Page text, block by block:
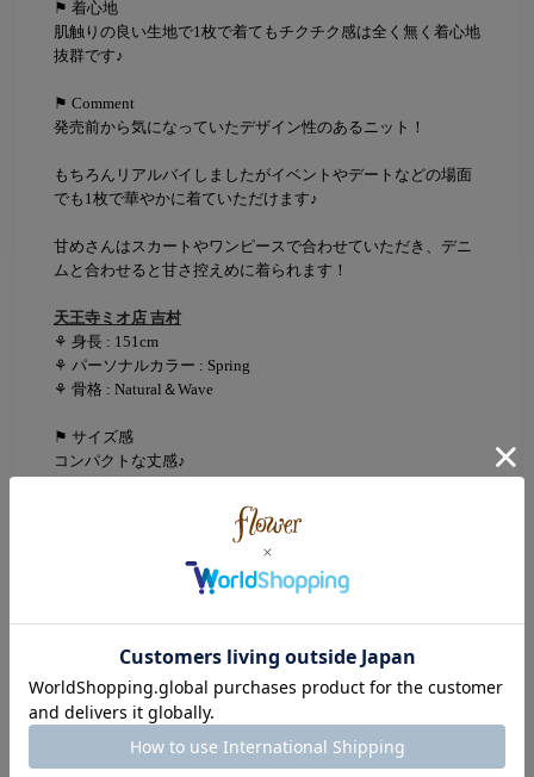
⚑ 着心地
肌触りの良い生地で1枚で着てもチクチク感は全く無く着心地
抜群です♪
⚑ Comment
発売前から気になっていたデザイン性のあるニット！
もちろんリアルバイしましたがイベントやデートなどの場面
でも1枚で華やかに着ていただけます♪
甘めさんはスカートやワンピースで合わせていただき、デニ
ムと合わせると甘さ控えめに着られます！
天王寺ミオ店 吉村
⚘ 身長 : 151cm
⚘ パーソナルカラー : Spring
⚘ 骨格 : Natural＆Wave
⚑ サイズ感
コンパクトな丈感♪
もちもちニットとふわふわシャギーの柔らかいニット♡
⚑ Comment
冬のお出かけにも一枚で可愛いおすすめニットです♪